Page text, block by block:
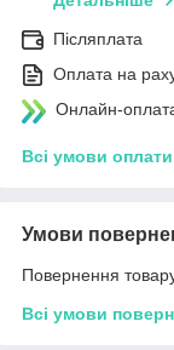
Післяплата
Оплата на
Онлайн-
Всі умови оплати
Умови
Повернення
Всі умови